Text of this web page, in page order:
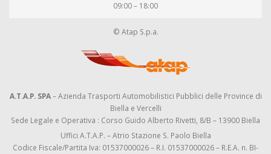
09:00 – 18:00
© Atap S.p.a.
A.T.A.P. SPA– Azienda Trasporti Automobilistici Pubblici delle Province di
Biella e Vercelli
Sede Legale e Operativa : Corso Guido Alberto Rivetti, 8/B – 13900 Biella
Uffici A.T.A.P. – Atrio Stazione S. Paolo Biella
Codice Fiscale/Partita Iva: 01537000026 – R.I. 01537000026 – R.E.A. n. BI-